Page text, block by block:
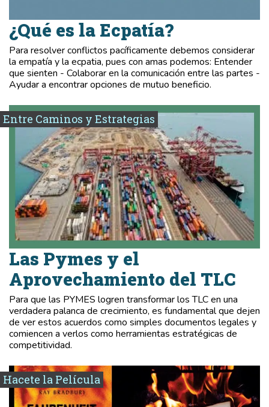
¿Qué es la Ecpatía?
Para resolver conflictos pacíficamente debemos considerar
la empatía y la ecpatia, pues con amas podemos: Entender
que sienten - Colaborar en la comunicación entre las partes -
Ayudar a encontrar opciones de mutuo beneficio.
Entre Caminos y Estrategias
Las Pymes y el
Aprovechamiento del TLC
Para que las PYMES logren transformar los TLC en una
verdadera palanca de crecimiento, es fundamental que dejen
de ver estos acuerdos como simples documentos legales y
comiencen a verlos como herramientas estratégicas de
competitividad.
Hacete la Película